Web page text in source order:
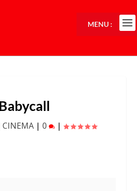
Babycall
CINEMA | 0 |
MENU :